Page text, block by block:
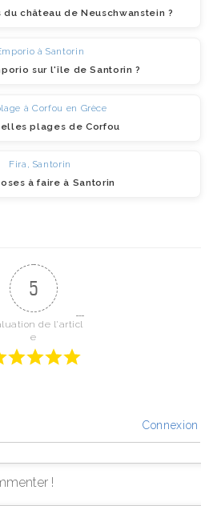
château de Neuschwanstein ?
sur l'île de Santorin ?
plages de Corfou
à faire à Santorin
5
de l'articl
e
Connexion